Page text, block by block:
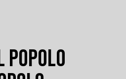
POPOLO